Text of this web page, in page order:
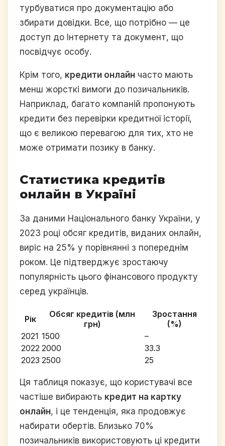
турбуватися про документацію або
збирати довідки. Все, що потрібно — це
доступ до Інтернету та документ, що
посвідчує особу.
Крім того, кредити онлайн часто мають
менш жорсткі вимоги до позичальників.
Наприклад, багато компаній пропонують
кредити без перевірки кредитної історії,
що є великою перевагою для тих, хто не
може отримати позику в банку.
Статистика кредитів
онлайн в Україні
За даними Національного банку України, у
2023 році обсяг кредитів, виданих онлайн,
виріс на 25% у порівнянні з попереднім
роком. Це підтверджує зростаючу
популярність цього фінансового продукту
серед українців.
Рік
Обсяг кредитів (млн
грн)
Зростання
(%)
2021 1500
–
2022 2000
33.3
2023 2500 25
Ця таблиця показує, що користувачі все
частіше вибирають кредит на картку
онлайн, і це тенденція, яка продовжує
набирати обертів. Близько 70%
позичальників використовують ці кредити